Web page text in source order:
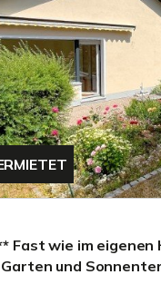
Fast wie im
und